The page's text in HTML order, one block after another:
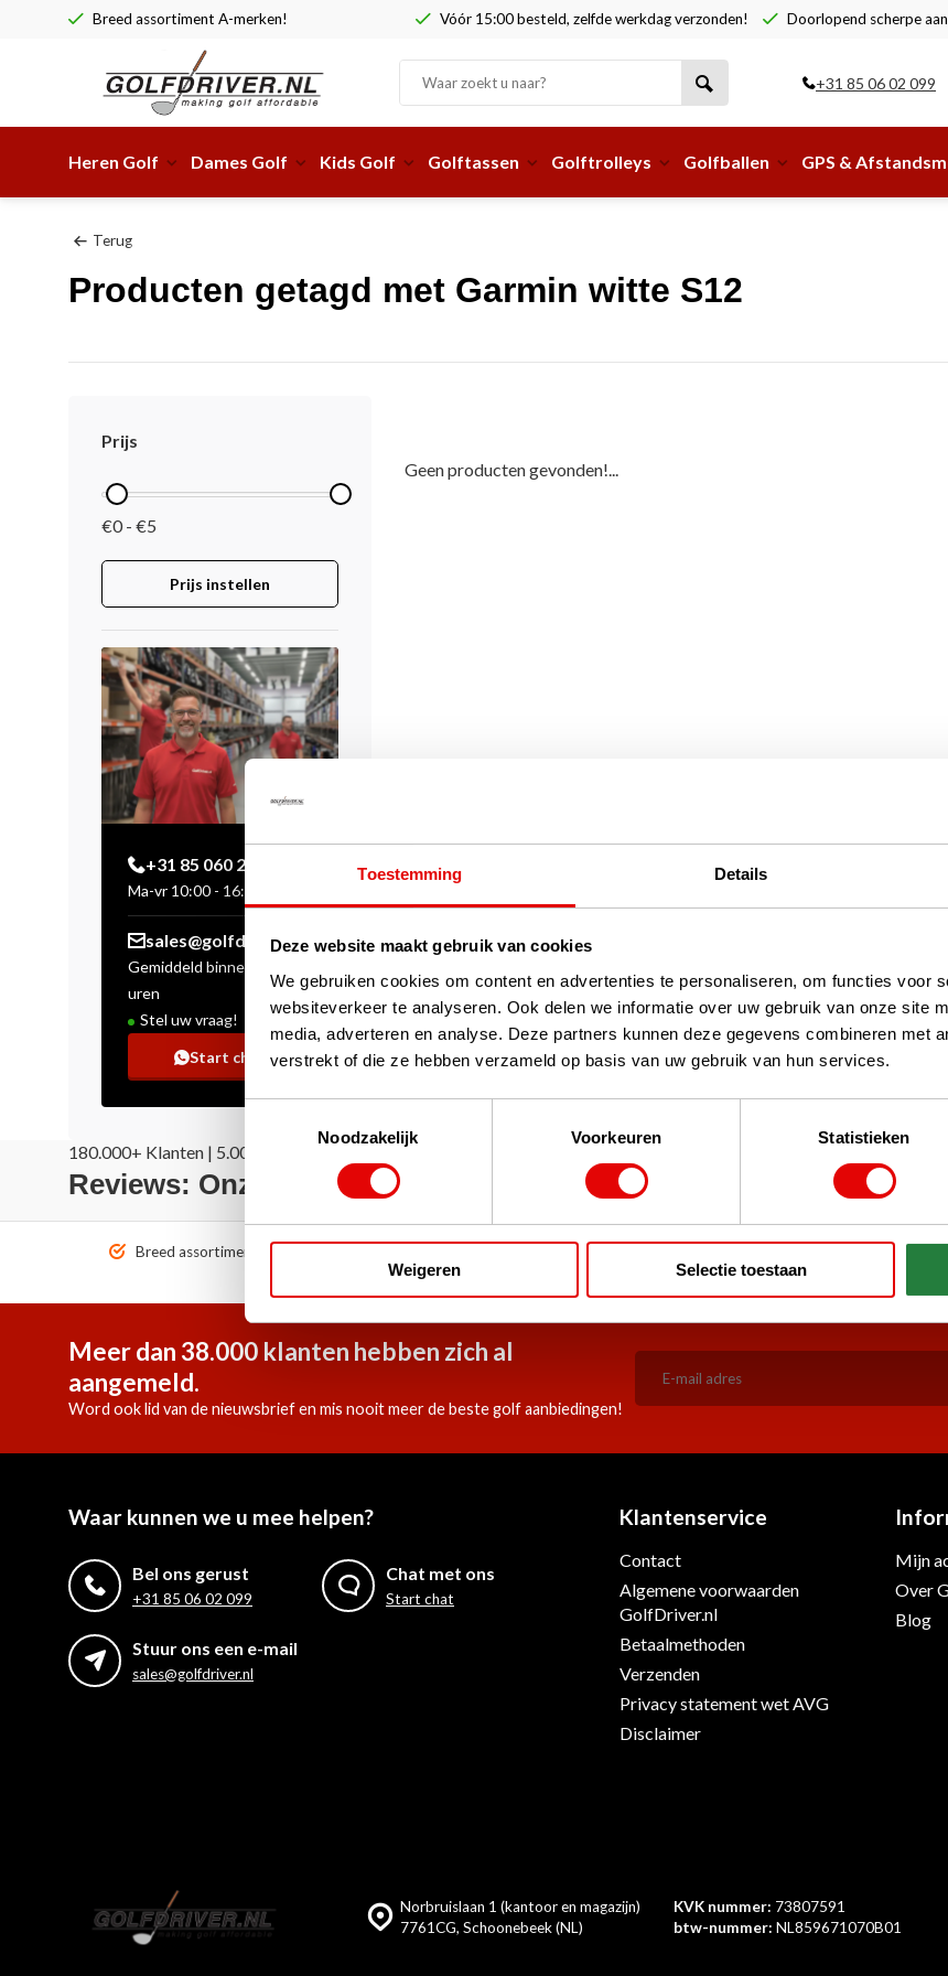
Toestemming Details
Deze website maakt gebruik van cookies
We gebruiken cookies om content en advertenties te personaliseren, om functies voor
websiteverkeer te analyseren. Ook delen we informatie over uw gebruik van onze site
media, adverteren en analyse. Deze partners kunnen deze gegevens combineren met
verstrekt of die ze hebben verzameld op basis van uw gebruik van hun services.
Toestemmingsselectie
Noodzakelijk
Voorkeuren Statistieken
Weigeren Selectie toestaan
Breed assortiment A-merken! Vóór 15:00 besteld, zelfde werkdag verzonden! Doorlopend scherpe
+31 85 06 02 099
Heren Golf Dames Golf Kids Golf Golftassen Golftrolleys Golfballen GPS &
Terug
Producten getagd met Garmin witte S12
Prijs
€0 - €5
Prijs instellen
+31 85 060 20 99
Ma-vr 10:00 - 16:00 uur
sales@golfdriver.nl
Gemiddeld binnen enkele
uren
Stel uw vraag!
Start chat
Geen producten gevonden!...
180.000+ Klanten | 5.000+ Reviews | Trusted Shops, TrustPilot, Google
Reviews: Onze klanten aan het woord
Breed assortiment A-merken!
Vóór 15:00 besteld, zelfde werkdag
Doorlopend scherpe
Meer dan 38.000 klanten hebben zich al
aangemeld.
Word ook lid van de nieuwsbrief en mis nooit meer de beste golf aanbiedingen!
Waar kunnen we u mee helpen?
Bel ons gerust
+31 85 06 02 099
Chat met ons
Start chat
Stuur ons een e-mail
sales@golfdriver.nl
Klantenservice
Contact
Algemene voorwaarden
GolfDriver.nl
Betaalmethoden
Verzenden
Privacy statement wet AVG
Disclaimer
Mijn
Over
Blog
Norbruislaan 1 (kantoor en magazijn)
7761CG, Schoonebeek (NL)
KVK nummer: 73807591
btw-nummer: NL859671070B01